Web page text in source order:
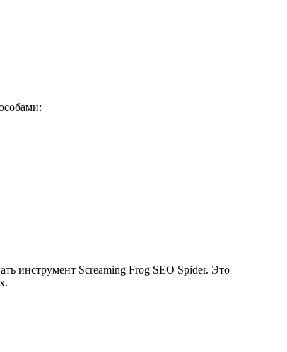
инструмент Screaming Frog SEO Spider. Это